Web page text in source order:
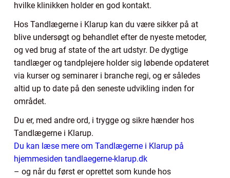
hvilke klinikken holder en god kontakt.
Hos Tandlægerne i Klarup kan du være sikker på at
blive undersøgt og behandlet efter de nyeste metoder,
og ved brug af state of the art udstyr. De dygtige
tandlæger og tandplejere holder sig løbende opdateret
via kurser og seminarer i branche regi, og er således
altid up to date på den seneste udvikling inden for
området.
Du er, med andre ord, i trygge og sikre hænder hos
Tandlægerne i Klarup.
Du kan læse mere om Tandlægerne i Klarup på
hjemmesiden tandlaegerne-klarup.dk
– og når du først er oprettet som kunde hos